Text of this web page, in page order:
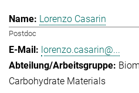
Lorenzo Casarin
Postdoc
lorenzo.casarin@...
Carbohydrate Materials